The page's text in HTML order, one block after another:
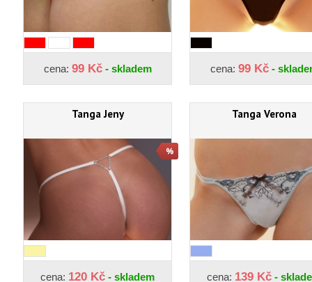
cena: 99 Kč- skladem cena: 99 Kč-
Tanga Jeny
cena: 120 Kč - skladem
Tanga Verona
cena: 139 Kč -